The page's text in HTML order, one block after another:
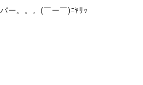
ー。。。(￣ー￣)ﾆﾔﾘｯ